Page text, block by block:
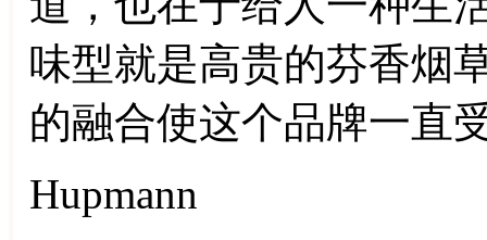
味型就是高贵的芬香烟
的融合使这个品牌一直
Hupmann